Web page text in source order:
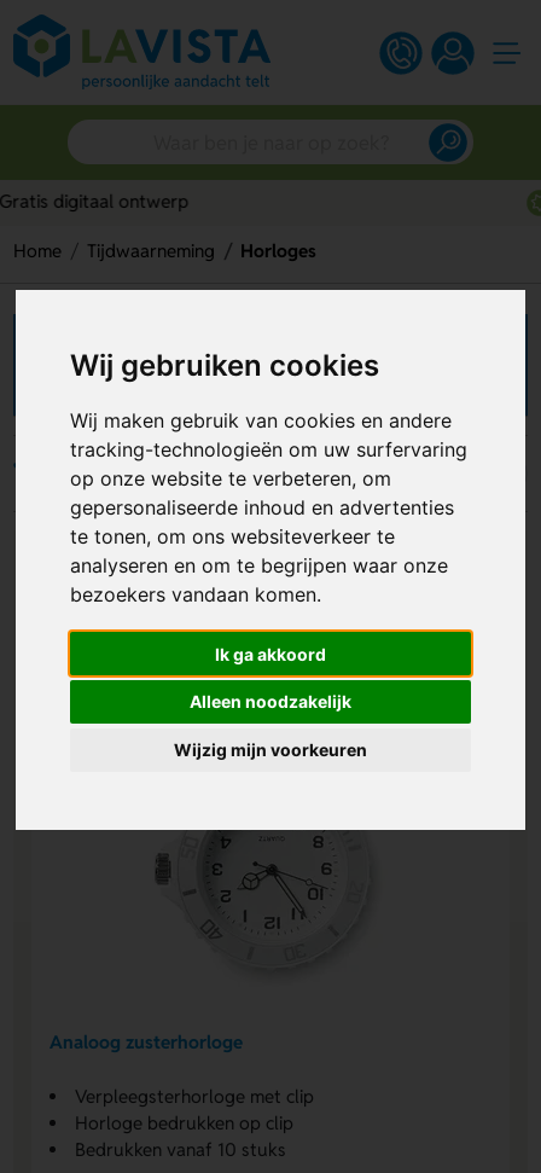
Wij gebruiken cookies
Wij maken gebruik van cookies en andere
tracking-technologieën om uw surfervaring
op onze website te verbeteren, om
gepersonaliseerde inhoud en advertenties
te tonen, om ons websiteverkeer te
analyseren en om te begrijpen waar onze
bezoekers vandaan komen.
Ik ga akkoord
Alleen noodzakelijk
Wijzig mijn voorkeuren
Home Tijdwaarneming Horloges
Horloges bedrukken
Filters
Analoog zusterhorloge
Verpleegsterhorloge met clip
Horloge bedrukken op clip
Bedrukken vanaf 10 stuks